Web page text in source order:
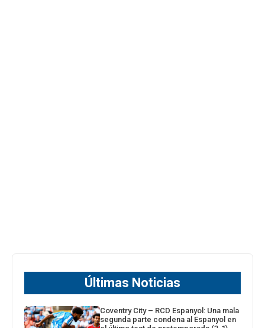
Últimas Noticias
Coventry City – RCD Espanyol: Una mala
segunda parte condena al Espanyol en